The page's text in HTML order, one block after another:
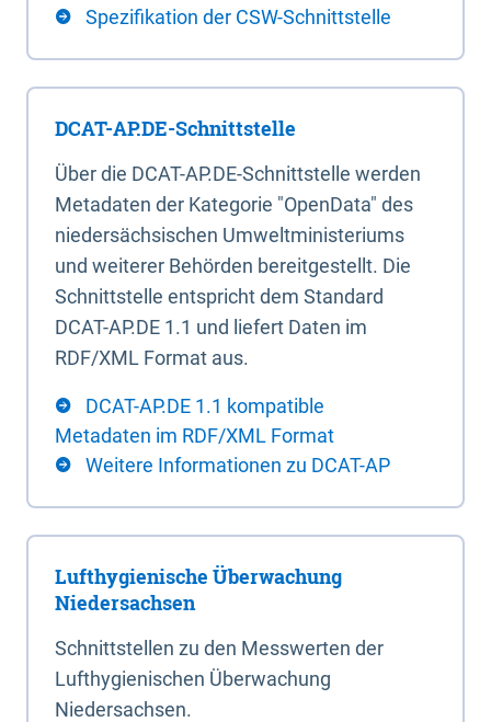
Spezifikation der CSW-Schnittstelle
DCAT-AP.DE-Schnittstelle
Über die DCAT-AP.DE-Schnittstelle werden
Metadaten der Kategorie "OpenData" des
niedersächsischen Umweltministeriums
und weiterer Behörden bereitgestellt. Die
Schnittstelle entspricht dem Standard
DCAT-AP.DE 1.1 und liefert Daten im
RDF/XML Format aus.
DCAT-AP.DE 1.1 kompatible
Metadaten im RDF/XML Format
Weitere Informationen zu DCAT-AP
Lufthygienische Überwachung
Niedersachsen
Schnittstellen zu den Messwerten der
Lufthygienischen Überwachung
Niedersachsen.